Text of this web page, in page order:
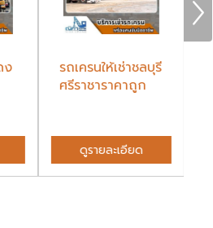
ง
รถเครนให้เช่าชลบุรี
ศรีราชาราคาถูก
ดูรายละเอียด